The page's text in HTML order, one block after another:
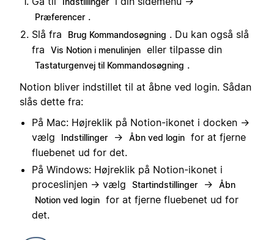
Præferencer .
Slå fra
Brug Kommandosøgning . Du kan også slå
fra
Vis Notion i menulinjen eller tilpasse din
Tastaturgenvej til Kommandosøgning .
Notion bliver indstillet til at åbne ved login. Sådan
slås dette fra:
På Mac: Højreklik på Notion-ikonet i docken →
vælg
Indstillinger → Åbn ved login for at fjerne
fluebenet ud for det.
På Windows: Højreklik på Notion-ikonet i
proceslinjen → vælg
Startindstillinger →
Åbn
Notion ved login for at fjerne fluebenet ud for
det.